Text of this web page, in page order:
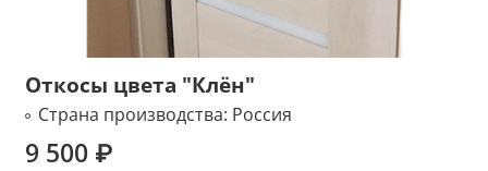
Откосы цвета "Клён"
Страна производства: Россия
9 500 ₽